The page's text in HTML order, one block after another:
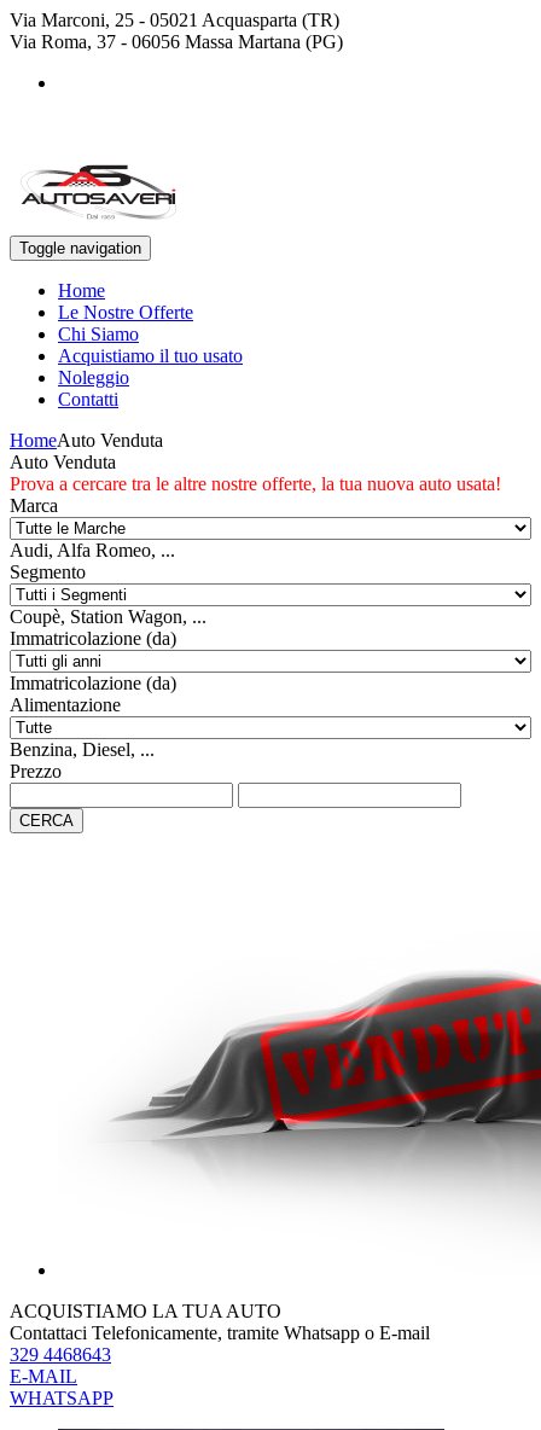
Via Marconi, 25 - 05021 Acquasparta (TR)
Via Roma, 37 - 06056 Massa Martana (PG)
Toggle navigation
Home
Le Nostre Offerte
Chi Siamo
Acquistiamo il tuo usato
Noleggio
Contatti
HomeAuto Venduta
Auto Venduta
Prova a cercare tra le altre nostre offerte, la tua nuova auto usata!
Marca
Audi, Alfa Romeo, ...
Segmento
Coupè, Station Wagon, ...
Immatricolazione (da)
Immatricolazione (da)
Alimentazione
Benzina, Diesel, ...
Prezzo
CERCA
ACQUISTIAMO LA TUA AUTO
Contattaci Telefonicamente, tramite Whatsapp o E-mail
329 4468643
E-MAIL
WHATSAPP